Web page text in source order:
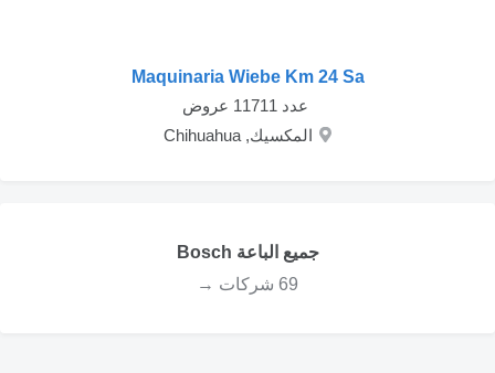
Maquinaria Wiebe Km 24 Sa
‏ عدد 11711 عروض
المكسيك, Chihuahua
جميع الباعة Bosch
69 شركات →